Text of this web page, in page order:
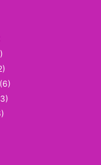
(6)